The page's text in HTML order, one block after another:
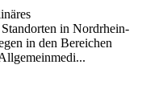
in Nordrhein-
in den Bereichen